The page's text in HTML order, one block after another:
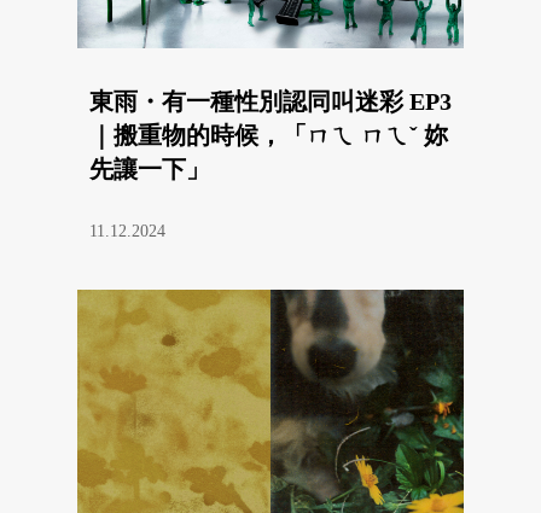
東雨・有一種性別認同叫迷彩 EP3
｜搬重物的時候，「ㄇㄟ ㄇㄟˇ 妳
先讓一下」
11.12.2024